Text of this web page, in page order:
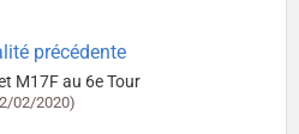
précédente
M17F au 6e Tour
02/2020)